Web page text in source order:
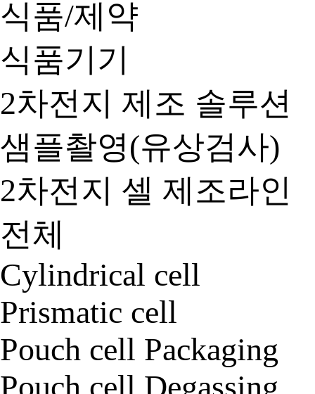
식품/제약
식품기기
2차전지 제조 솔루션
샘플촬영(유상검사)
2차전지 셀 제조라인
전체
Cylindrical cell
Prismatic cell
Pouch cell Packaging
Pouch cell Degassing